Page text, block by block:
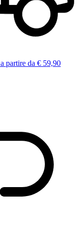
a partire da € 59,90